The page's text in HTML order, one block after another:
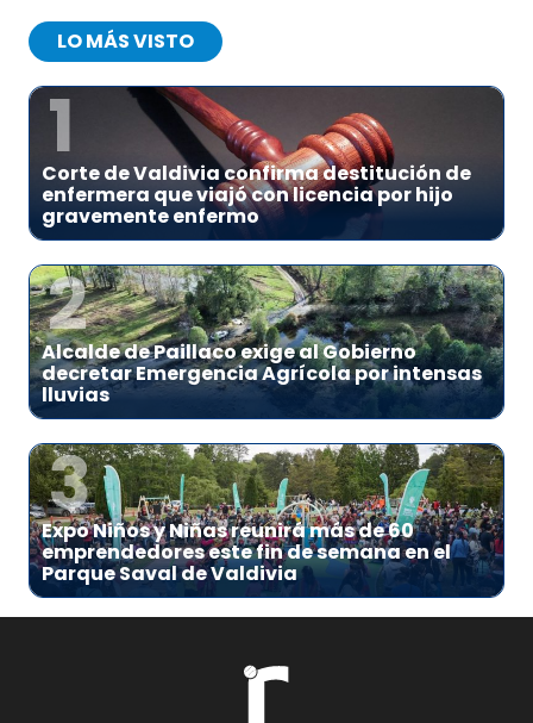
LO MÁS VISTO
1
Corte de Valdivia confirma destitución de
enfermera que viajó con licencia por hijo
gravemente enfermo
2
Alcalde de Paillaco exige al Gobierno
decretar Emergencia Agrícola por intensas
lluvias
3
Expo Niños y Niñas reunirá más de 60
emprendedores este fin de semana en el
Parque Saval de Valdivia